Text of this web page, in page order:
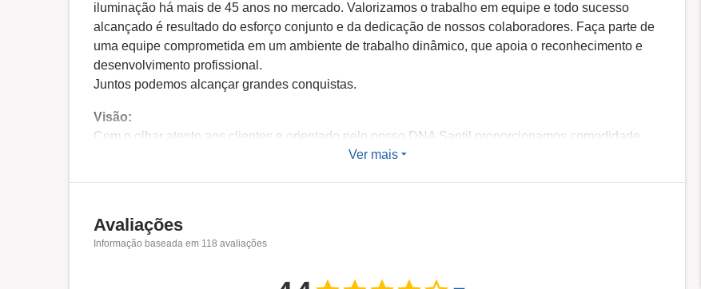
iluminação há mais de 45 anos no mercado. Valorizamos o trabalho em equipe e todo sucesso
alcançado é resultado do esforço conjunto e da dedicação de nossos colaboradores. Faça parte de
uma equipe comprometida em um ambiente de trabalho dinâmico, que apoia o reconhecimento e
desenvolvimento profissional.
Juntos podemos alcançar grandes conquistas.
Visão:
Com o olhar atento aos clientes e orientado pelo nosso DNA Santil proporcionamos comodidade,
realizar sonhos.
Ver mais
Avaliações
Informação baseada em 118 avaliações